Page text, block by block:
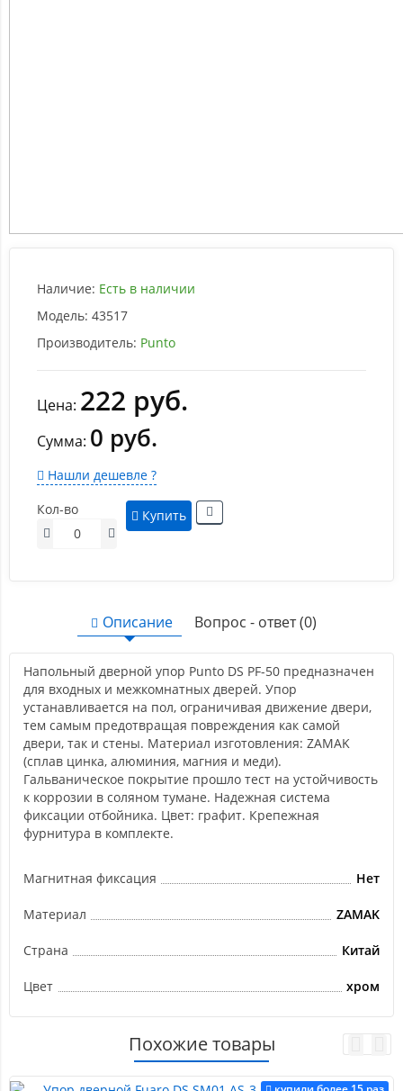
Наличие: Есть в наличии
Модель: 43517
Производитель: Punto
Цена: 222 руб.
Сумма: 0 руб.
Нашли дешевле ?
Кол-во
Купить
Описание Вопрос - ответ (0)
Напольный дверной упор Punto DS PF-50 предназначен
для входных и межкомнатных дверей. Упор
устанавливается на пол, ограничивая движение двери,
тем самым предотвращая повреждения как самой
двери, так и стены. Материал изготовления: ZAMAK
(сплав цинка, алюминия, магния и меди).
Гальваническое покрытие прошло тест на устойчивость
к коррозии в соляном тумане. Надежная система
фиксации отбойника. Цвет: графит. Крепежная
фурнитура в комплекте.
Магнитная фиксация Нет
Материал ZAMAK
Страна Китай
Цвет хром
Похожие товары